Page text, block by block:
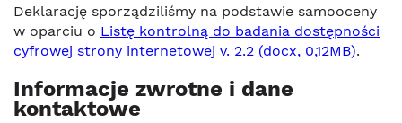
Deklarację sporządziliśmy na podstawie samooceny
w oparciu o Listę kontrolną do badania dostępności
cyfrowej strony internetowej v. 2.2 (docx, 0,12MB).
Informacje zwrotne i dane
kontaktowe